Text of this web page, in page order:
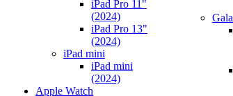
iPad Pro 11"
(2024)
iPad Pro 13"
(2024)
iPad mini
iPad mini
(2024)
Apple Watch